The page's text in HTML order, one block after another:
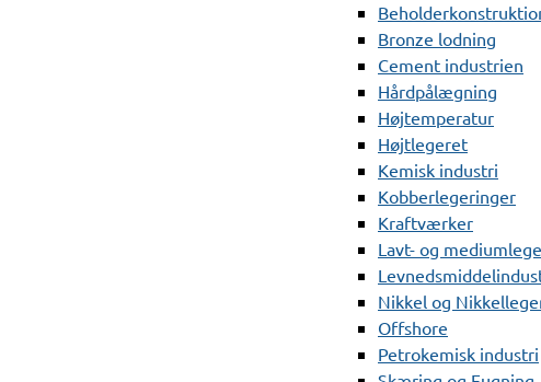
Bronze lodning
Cement industrien
Hårdpålægning
Højtemperatur
Højtlegeret
Kemisk industri
Kobberlegeringer
Kraftværker
Lavt- og
Nikkel og
Offshore
Petrokemisk industri